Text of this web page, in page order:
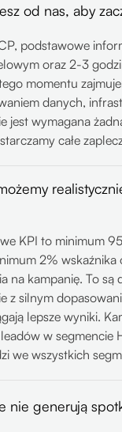
od nas, aby
podstawowe
oraz 2-3
momentu
danych,
jest wymagana
całe
KPI to minimum
2% wskaźnika
na kampanię. To są
z silnym
lepsze wyniki.
w segmencie
we wszystkich
nie generują